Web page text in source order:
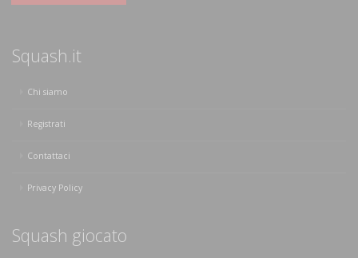
Squash.it
Chi siamo
Registrati
Contattaci
Privacy Policy
Squash giocato